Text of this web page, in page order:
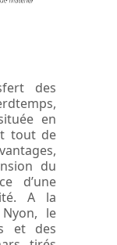
des
en
tout de
du
d’une
A la
le
et des